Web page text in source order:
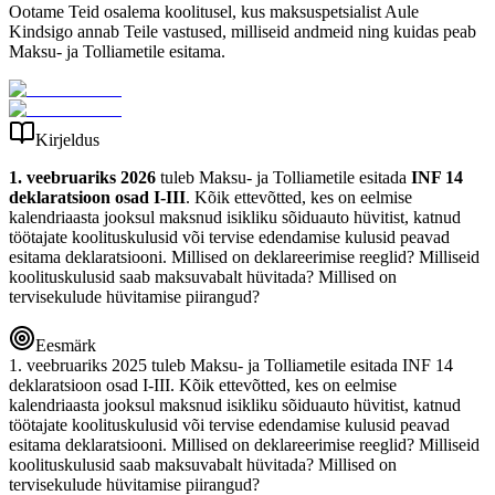
Ootame Teid osalema koolitusel, kus maksuspetsialist Aule
Kindsigo annab Teile vastused, milliseid andmeid ning kuidas peab
Maksu- ja Tolliametile esitama.
Kirjeldus
1. veebruariks 2026 tuleb Maksu- ja Tolliametile esitada INF 14
deklaratsioon osad I-III. Kõik ettevõtted, kes on eelmise
kalendriaasta jooksul maksnud isikliku sõiduauto hüvitist, katnud
töötajate koolituskulusid või tervise edendamise kulusid peavad
esitama deklaratsiooni. Millised on deklareerimise reeglid? Milliseid
koolituskulusid saab maksuvabalt hüvitada? Millised on
tervisekulude hüvitamise piirangud?
Eesmärk
1. veebruariks 2025 tuleb Maksu- ja Tolliametile esitada INF 14
deklaratsioon osad I-III. Kõik ettevõtted, kes on eelmise
kalendriaasta jooksul maksnud isikliku sõiduauto hüvitist, katnud
töötajate koolituskulusid või tervise edendamise kulusid peavad
esitama deklaratsiooni. Millised on deklareerimise reeglid? Milliseid
koolituskulusid saab maksuvabalt hüvitada? Millised on
tervisekulude hüvitamise piirangud?